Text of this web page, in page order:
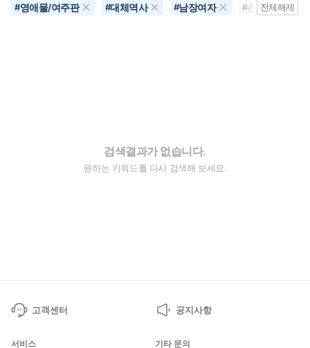
#영애물/여주판 #대체역사 #남장여자 #츤데레전체해제
검색결과가 없습니다.
원하는 키워드를 다시 검색해 보세요.
고객센터 공지사항
서비스 기타 문의